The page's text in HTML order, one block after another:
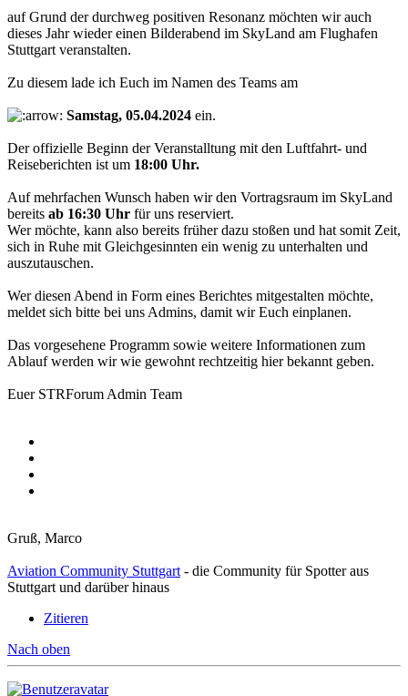
auf Grund der durchweg positiven Resonanz möchten wir auch
dieses Jahr wieder einen Bilderabend im SkyLand am Flughafen
Stuttgart veranstalten.
Zu diesem lade ich Euch im Namen des Teams am
Samstag, 05.04.2024 ein.
Der offizielle Beginn der Veranstalltung mit den Luftfahrt- und
Reiseberichten ist um 18:00 Uhr.
Auf mehrfachen Wunsch haben wir den Vortragsraum im SkyLand
bereits ab 16:30 Uhr für uns reserviert.
Wer möchte, kann also bereits früher dazu stoßen und hat somit Zeit,
sich in Ruhe mit Gleichgesinnten ein wenig zu unterhalten und
auszutauschen.
Wer diesen Abend in Form eines Berichtes mitgestalten möchte,
meldet sich bitte bei uns Admins, damit wir Euch einplanen.
Das vorgesehene Programm sowie weitere Informationen zum
Ablauf werden wir wie gewohnt rechtzeitig hier bekannt geben.
Euer STRForum Admin Team
Gruß, Marco
Aviation Community Stuttgart - die Community für Spotter aus
Stuttgart und darüber hinaus
Zitieren
Nach oben